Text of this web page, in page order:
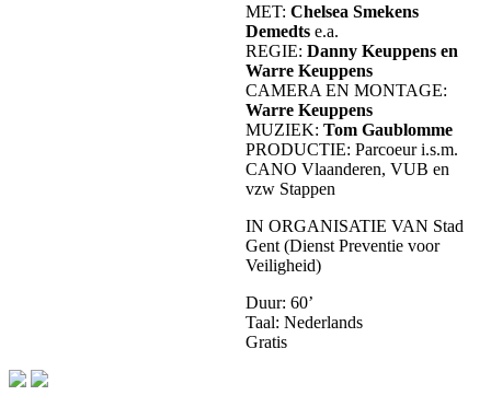
MET: Chelsea Smekens
Demedts e.a.
REGIE: Danny Keuppens en
Warre Keuppens
CAMERA EN MONTAGE:
Warre Keuppens
MUZIEK: Tom Gaublomme
PRODUCTIE: Parcoeur i.s.m.
CANO Vlaanderen, VUB en
vzw Stappen
IN ORGANISATIE VAN Stad
Gent (Dienst Preventie voor
Veiligheid)
Duur: 60’
Taal: Nederlands
Gratis